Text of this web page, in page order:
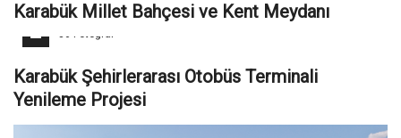
Karabük Millet Bahçesi ve Kent Meydanı
36 Fotoğraf
Karabük Şehirlerarası Otobüs Terminali
Yenileme Projesi